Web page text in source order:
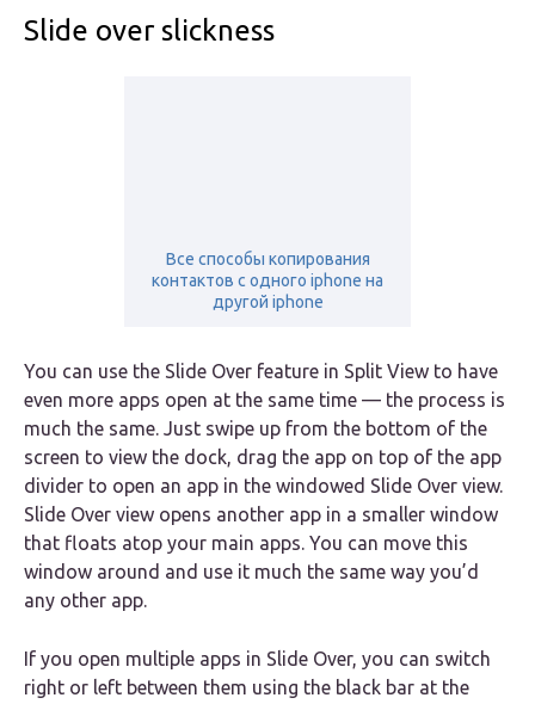
Slide over slickness
Все способы копирования
контактов с одного iphone на
другой iphone
You can use the Slide Over feature in Split View to have
even more apps open at the same time — the process is
much the same. Just swipe up from the bottom of the
screen to view the dock, drag the app on top of the app
divider to open an app in the windowed Slide Over view.
Slide Over view opens another app in a smaller window
that floats atop your main apps. You can move this
window around and use it much the same way you’d
any other app.
If you open multiple apps in Slide Over, you can switch
right or left between them using the black bar at the